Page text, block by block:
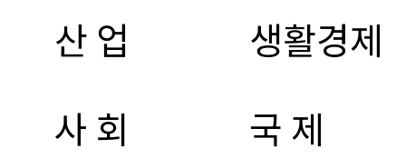
산 업
생활경제
사 회
국 제